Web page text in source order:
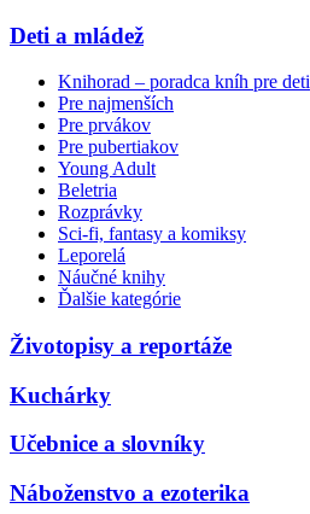
Deti a mládež
Knihorad – poradca kníh pre deti
Pre najmenších
Pre prvákov
Pre pubertiakov
Young Adult
Beletria
Rozprávky
Sci-fi, fantasy a komiksy
Leporelá
Náučné knihy
Ďalšie kategórie
Životopisy a reportáže
Kuchárky
Učebnice a slovníky
Náboženstvo a ezoterika